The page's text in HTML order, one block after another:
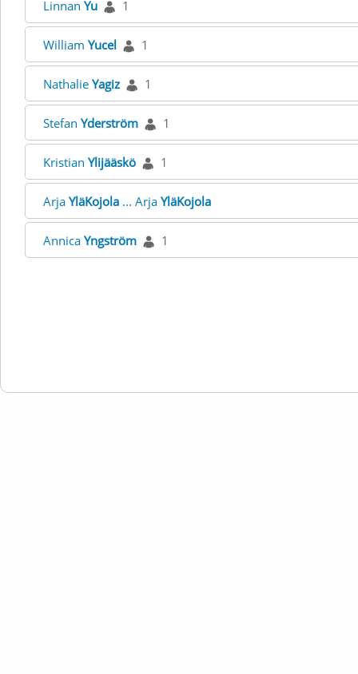
Linnan Yu 1
William Yucel 1
Nathalie Yagiz 1
Stefan Yderström 1
Kristian Ylijääskö 1
Arja YläKojola ... Arja YläKojola
Annica Yngström 1